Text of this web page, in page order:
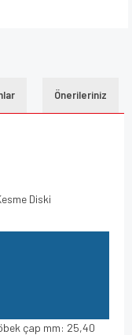
Önerileriniz
Diski
çap mm: 25,40